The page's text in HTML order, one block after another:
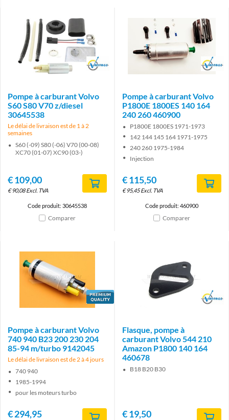
Brand
Pompe à carburant Volvo
S60 S80 V70 z/diesel
30645538
Le délai de livraison est de 1 à 2
semaines
S60 (-09) S80 (-06) V70 (00-08)
XC70 (01-07) XC90 (03-)
€109,00
€90,08 Excl. TVA
Code produit: 30645538
Comparer
Brand
Pompe à carburant Volvo
P1800E 1800ES 140 164
240 260 460900
P1800E 1800ES 1971-1973
142 144 145 164 1971-1975
240 260 1975-1984
Injection
€115,50
€95,45 Excl. TVA
Code produit: 460900
Comparer
Brand
Pompe à carburant Volvo
740 940 B23 200 230 204
85-94 m/turbo 9142045
Le délai de livraison est de 2 à 4 jours
740 940
1985-1994
pour les moteurs turbo
€294,95
Brand
Flasque, pompe à
carburant Volvo 544 210
Amazon P1800 140 164
460678
B18 B20 B30
€19,50